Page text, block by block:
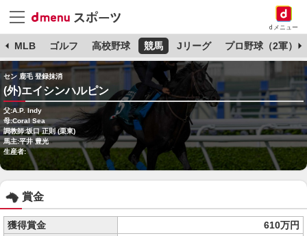
dメニュー
MLB ゴルフ 高校野球 競馬 Jリーグ プロ野球（2軍）
セン 鹿毛 登録抹消
(外)エイシンハルピン
父:A.P. Indy
母:Coral Sea
調教師:坂口 正則 (栗東)
馬主:平井 豊光
生産者:
賞金
獲得賞金
610万円